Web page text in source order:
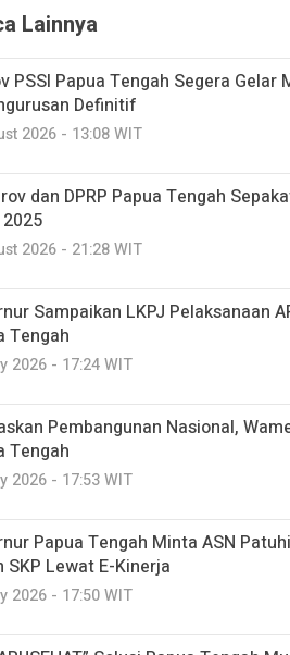
Lainnya
PSSI Papua Tengah Segera Gelar
Definitif
2026 - 13:08 WIT
dan DPRP Papua Tengah
2025
2026 - 21:28 WIT
Sampaikan LKPJ Pelaksanaan
Tengah
2026 - 17:24 WIT
Pembangunan Nasional,
Tengah
2026 - 17:53 WIT
Papua Tengah Minta ASN
SKP Lewat E-Kinerja
2026 - 17:50 WIT